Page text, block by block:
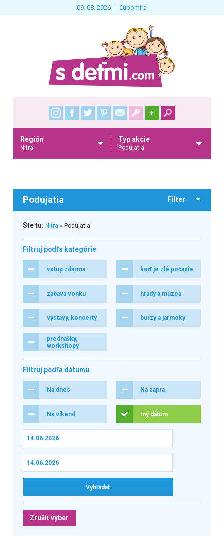
09. 08. 2026 Ľubomíra
+
Región
Nitra
Typ akcie
Podujatia
Podujatia Filter
Ste tu: Nitra » Podujatia
Filtruj podľa kategórie
vstup zdarma keď je zlé počasie
zábava vonku hrady a múzeá
výstavy, koncerty burzy a jarmoky
prednášky,
workshopy
Filtruj podľa dátumu
Na dnes Na zajtra
Na víkend Iný dátum
Zrušiť výber